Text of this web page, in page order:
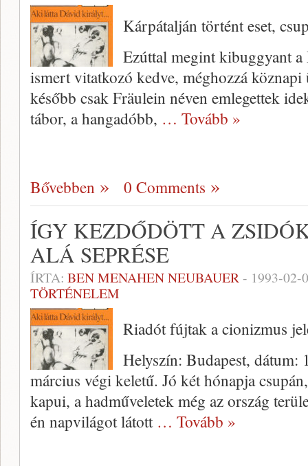
Kárpátalján történt eset,
Ezúttal megint kibuggyant
ismert vitatkozó kedve, méghozzá
később csak Fräulein néven emlegettek
tábor, a hangadóbb, … Tovább »
Bővebben 0 Comments
ÍGY KEZDŐDÖTT A
ALÁ SEPRÉSE
ÍRTA: BEN MENAHEN NEUBAUER- 1993-02-
TÖRTÉNELEM
Riadót fújtak a cionizmus
Helyszín: Budapest, dátum:
március végi keletű. Jó két hónapja
kapui, a hadműveletek még az ország
én napvilágot látott … Tovább »